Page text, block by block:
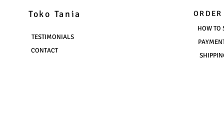
Toko Tania
TESTIMONIALS
CONTACT
HOW TO